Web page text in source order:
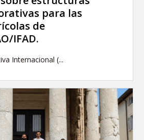
para las
de
IFAD.
Internacional (...